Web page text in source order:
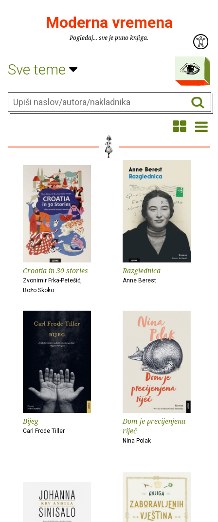
Moderna vremena
Pogledaj... sve je puno knjiga.
Sve teme
Croatia in 30 stories
Zvonimir Frka-Petešić,
Božo Skoko
Razglednica
Anne Berest
Bijeg
Carl Frode Tiller
Dom je precijenjena
riječ
Nina Polak